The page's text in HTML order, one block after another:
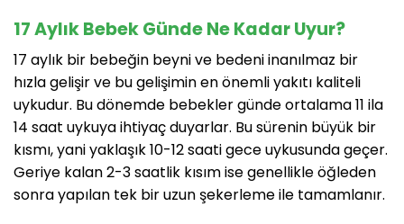
17 Aylık Bebek Günde Ne Kadar Uyur?
17 aylık bir bebeğin beyni ve bedeni inanılmaz bir
hızla gelişir ve bu gelişimin en önemli yakıtı kaliteli
uykudur. Bu dönemde bebekler günde ortalama 11 ila
14 saat uykuya ihtiyaç duyarlar. Bu sürenin büyük bir
kısmı, yani yaklaşık 10-12 saati gece uykusunda geçer.
Geriye kalan 2-3 saatlik kısım ise genellikle öğleden
sonra yapılan tek bir uzun şekerleme ile tamamlanır.